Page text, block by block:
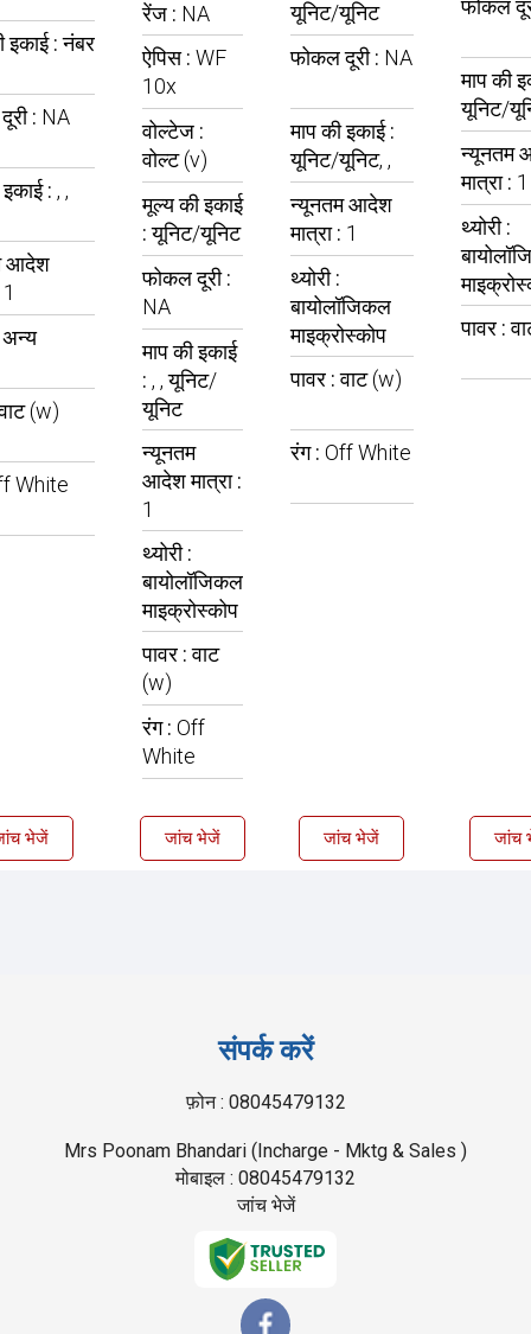
इकाई :नंबर
: NA
: , ,
आदेश
1
अन्य
(w)
White
भेजें
रेंज : NA
ऐपिस : WF
10x
वोल्टेज :
वोल्ट (v)
मूल्य की इकाई
:यूनिट/यूनिट
फोकल दूरी :
NA
माप की इकाई
: , , यूनिट/
यूनिट
न्यूनतम
आदेश मात्रा :
1
थ्योरी :
बायोलॉजिकल
माइक्रोस्कोप
पावर :वाट
(w)
रंग : Off
White
जांच भेजें
यूनिट/यूनिट
फोकल दूरी : NA
माप की इकाई :
यूनिट/यूनिट, ,
न्यूनतम आदेश
मात्रा : 1
थ्योरी :
बायोलॉजिकल
माइक्रोस्कोप
पावर :वाट (w)
रंग : Off White
जांच भेजें
फोकल
माप की
यूनिट/
न्यूनतम
मात्रा : 1
थ्योरी :
पावर :
जांच
संपर्क करें
फ़ोन : 08045479132
Mrs Poonam Bhandari (Incharge - Mktg & Sales )
मोबाइल : 08045479132
जांच भेजें